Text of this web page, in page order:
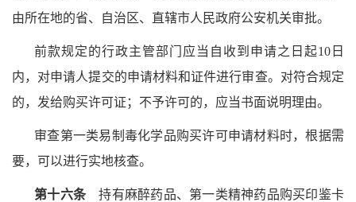
由所在地的省、自治区、直辖市人民政府公安机关审批。
前款规定的行政主管部门应当自收到申请之日起10日
内，对申请人提交的申请材料和证件进行审查。对符合规定
的，发给购买许可证；不予许可的，应当书面说明理由。
审查第一类易制毒化学品购买许可申请材料时，根据需
要，可以进行实地核查。
第十六条持有麻醉药品、第一类精神药品购买印鉴卡